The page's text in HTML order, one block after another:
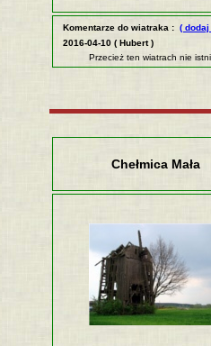
Komentarze do wiatraka : (
2016-04-10 ( Hubert )
Przecież ten wiatrach nie
Chełmica Mała